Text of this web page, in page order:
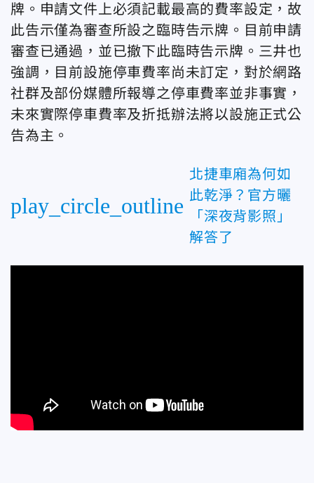
牌。申請文件上必須記載最高的費率設定，故
此告示僅為審查所設之臨時告示牌。目前申請
審查已通過，並已撤下此臨時告示牌。三井也
強調，目前設施停車費率尚未訂定，對於網路
社群及部份媒體所報導之停車費率並非事實，
未來實際停車費率及折抵辦法將以設施正式公
告為主。
play_circle_outline
北捷車廂為何如
此乾淨？官方曬
「深夜背影照」
解答了